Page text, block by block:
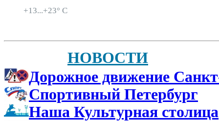
+13...+23° C
НОВОСТИ
Дорожное движение
Спортивный Петербург
Наша Культурная столица